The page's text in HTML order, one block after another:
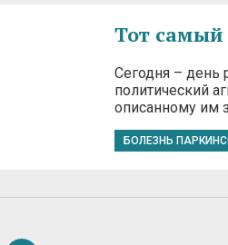
Тот
Сегодня – день
политический
описанному им
БОЛЕЗНЬ